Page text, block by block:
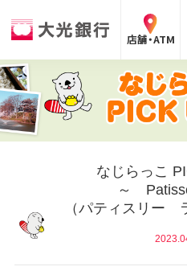
店舗・ATM
手数料 預金
お客さま
法人の
お客さま
個人のお客
たいこうパーソナル
サービスのご案内
デビット会員用
（デビットカードをご利用
なじらっこ
～
（パティスリー